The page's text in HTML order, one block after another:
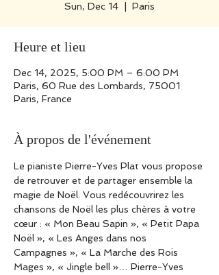
Sun, Dec 14 Paris
Heure et lieu
Dec 14, 2025, 5:00 PM – 6:00 PM
Paris, 60 Rue des Lombards, 75001
Paris, France
À propos de l'événement
Le pianiste Pierre-Yves Plat vous propose
de retrouver et de partager ensemble la
magie de Noël. Vous redécouvrirez les
chansons de Noël les plus chères à votre
cœur : « Mon Beau Sapin », « Petit Papa
Noël », « Les Anges dans nos
Campagnes », « La Marche des Rois
Mages », « Jingle bell »… Pierre-Yves